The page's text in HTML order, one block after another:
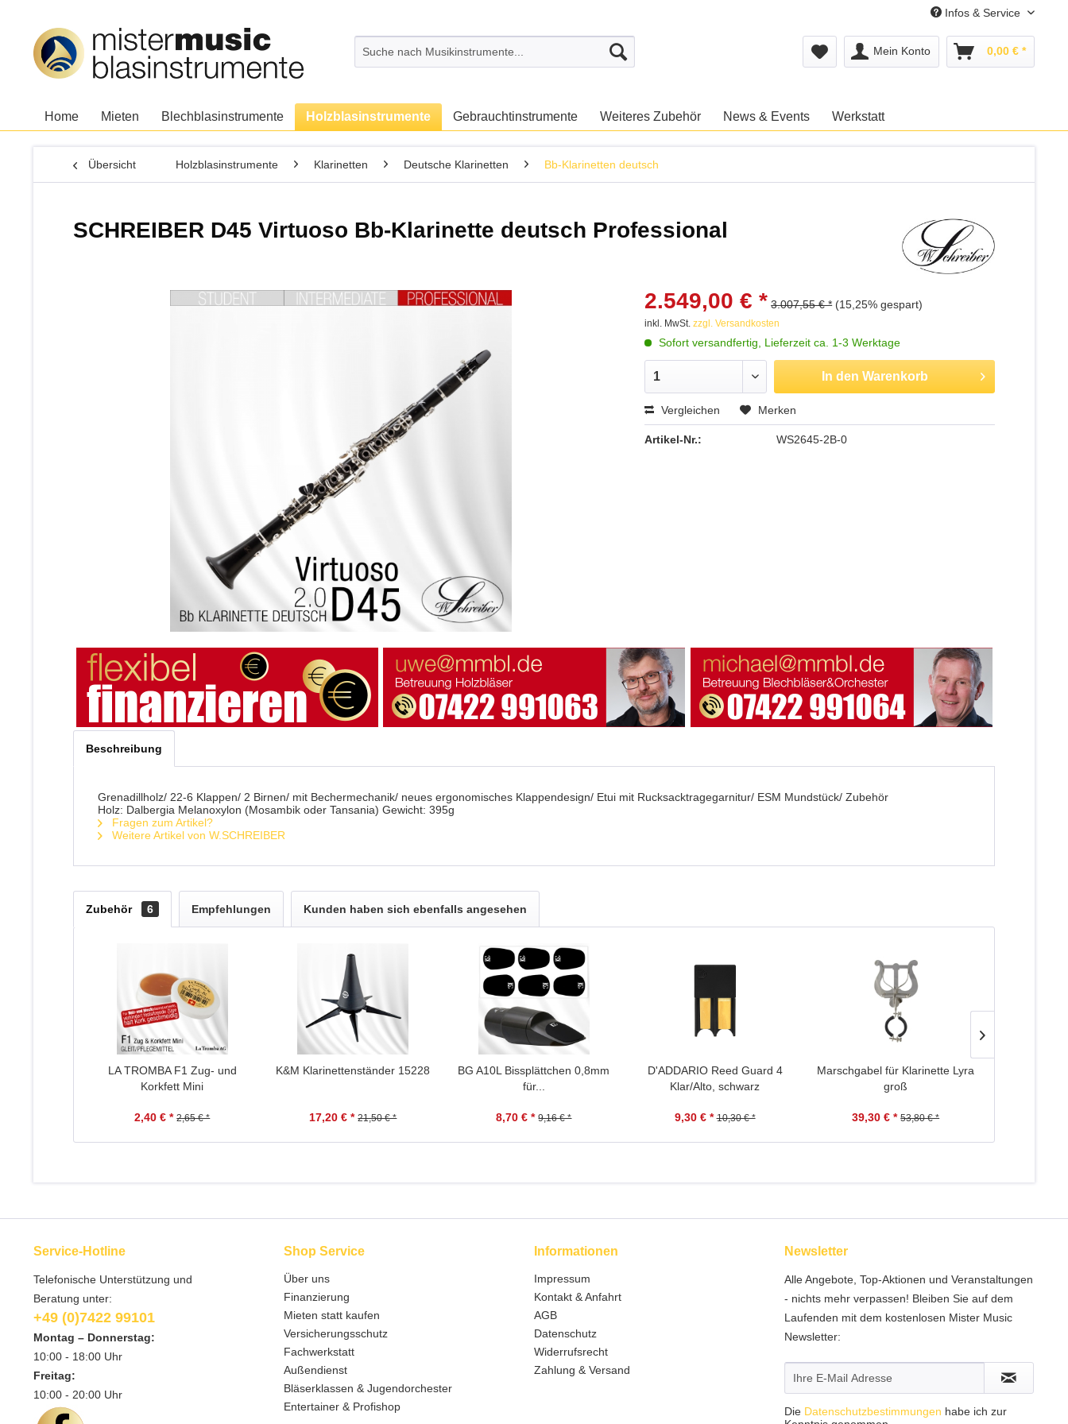
Infos & Service
Mein Konto 0,00 € *
Home Mieten Blechblasinstrumente Holzblasinstrumente Gebrauchtinstrumente Weiteres Zubehör News & Events Werkstatt
Übersicht Holzblasinstrumente Klarinetten Deutsche Klarinetten Bb-Klarinetten deutsch
SCHREIBER D45 Virtuoso Bb-Klarinette deutsch Professional
2.549,00 € * 3.007,55 € * (15,25% gespart)
inkl. MwSt.zzgl. Versandkosten
Sofort versandfertig, Lieferzeit ca. 1-3 Werktage
In den Warenkorb
Vergleichen Merken
Artikel-Nr.: WS2645-2B-0
Beschreibung
Grenadillholz/ 22-6 Klappen/ 2 Birnen/ mit Bechermechanik/ neues ergonomisches Klappendesign/ Etui mit Rucksacktragegarnitur/ ESM Mundstück/ Zubehör
Holz: Dalbergia Melanoxylon (Mosambik oder Tansania) Gewicht: 395g
Fragen zum Artikel?
Weitere Artikel von W.SCHREIBER
Zubehör 6 Empfehlungen Kunden haben sich ebenfalls angesehen
LA TROMBA F1 Zug- und
Korkfett Mini
2,40 € * 2,65 € *
K&M Klarinettenständer 15228
17,20 € * 21,50 € *
BG A10L Bissplättchen 0,8mm
für...
8,70 € * 9,16 € *
D'ADDARIO Reed Guard 4
Klar/Alto, schwarz
9,30 € * 10,30 € *
Marschgabel für Klarinette Lyra
groß
39,30 € * 53,80 € *
Service-Hotline
Telefonische Unterstützung und
Beratung unter:
+49 (0)7422 99101
Montag – Donnerstag:
10:00 - 18:00 Uhr
Freitag:
10:00 - 20:00 Uhr
Shop Service
Über uns
Finanzierung
Mieten statt kaufen
Versicherungsschutz
Fachwerkstatt
Außendienst
Bläserklassen & Jugendorchester
Entertainer & Profishop
Informationen
Impressum
Kontakt & Anfahrt
AGB
Datenschutz
Widerrufsrecht
Zahlung & Versand
Newsletter
Alle Angebote, Top-Aktionen und Veranstaltungen
- nichts mehr verpassen! Bleiben Sie auf dem
Laufenden mit dem kostenlosen Mister Music
Newsletter:
Die Datenschutzbestimmungen habe ich zur